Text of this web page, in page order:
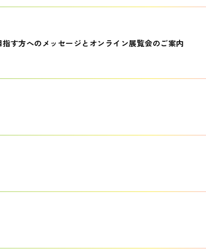
す方へのメッセージとオンライン展覧会のご案内